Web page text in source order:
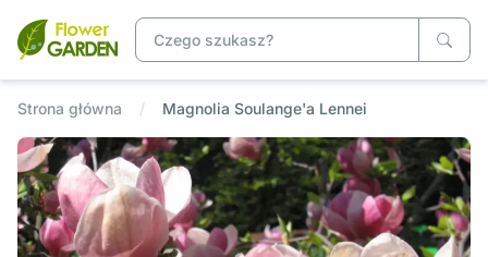
Strona główna Magnolia Soulange'a Lennei